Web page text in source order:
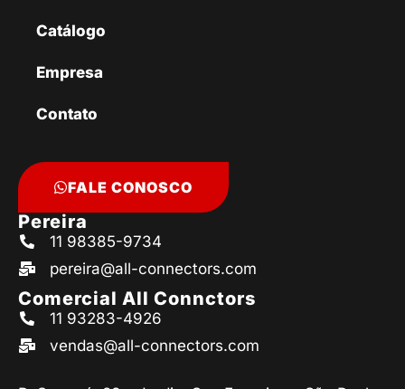
Catálogo
Empresa
Contato
FALE CONOSCO
Pereira
11 98385-9734
pereira@all-connectors.com
Comercial All Connctors
11 93283-4926
vendas@all-connectors.com